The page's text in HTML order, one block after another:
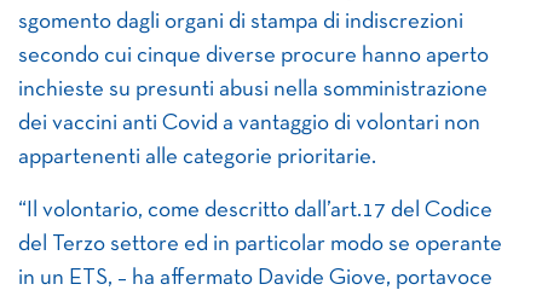
sgomento dagli organi di stampa di indiscrezioni
secondo cui cinque diverse procure hanno aperto
inchieste su presunti abusi nella somministrazione
dei vaccini anti Covid a vantaggio di volontari non
appartenenti alle categorie prioritarie.
“Il volontario, come descritto dall’art.17 del Codice
del Terzo settore ed in particolar modo se operante
in un ETS, – ha affermato Davide Giove, portavoce